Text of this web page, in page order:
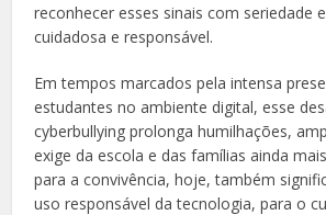
reconhecer esses sinais com seriedade
cuidadosa e responsável.
Em tempos marcados pela intensa
estudantes no ambiente digital, esse
cyberbullying prolonga humilhações,
exige da escola e das famílias ainda
para a convivência, hoje, também
uso responsável da tecnologia, para o